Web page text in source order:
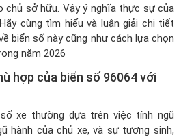
chủ sở hữu. Vậy ý nghĩa thực sự của
cùng tìm hiểu và luận giải chi tiết
biển số này cũng như cách lựa chọn
năm 2026
hợp của biển số 96064 với
xe thường dựa trên việc tính ngũ
hành của chủ xe, và sự tương sinh,